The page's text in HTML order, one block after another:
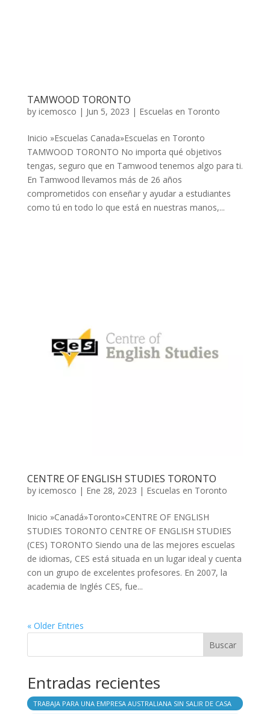
TAMWOOD TORONTO
by icemosco | Jun 5, 2023 | Escuelas en Toronto
Inicio »Escuelas Canada»Escuelas en Toronto
TAMWOOD TORONTO No importa qué objetivos
tengas, seguro que en Tamwood tenemos algo para ti.
En Tamwood llevamos más de 26 años
comprometidos con enseñar y ayudar a estudiantes
como tú en todo lo que está en nuestras manos,...
CENTRE OF ENGLISH STUDIES TORONTO
by icemosco | Ene 28, 2023 | Escuelas en Toronto
Inicio »Canadá»Toronto»CENTRE OF ENGLISH
STUDIES TORONTO CENTRE OF ENGLISH STUDIES
(CES) TORONTO Siendo una de las mejores escuelas
de idiomas, CES está situada en un lugar ideal y cuenta
con un grupo de excelentes profesores. En 2007, la
academia de Inglés CES, fue...
« Older Entries
Buscar
Entradas recientes
TRABAJA PARA UNA EMPRESA AUSTRALIANA SIN SALIR DE CASA